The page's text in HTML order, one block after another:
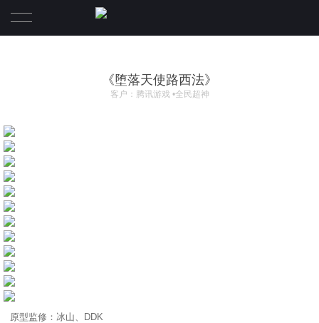
《堕落天使路西法》
客户：腾讯游戏 •全民超神
原型监修：冰山、DDK